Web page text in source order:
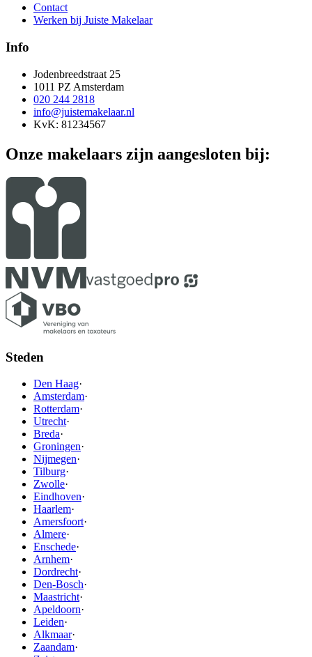
Contact
Werken bij Juiste Makelaar
Info
Jodenbreedstraat 25
1011 PZ Amsterdam
020 244 2818
info@juistemakelaar.nl
KvK: 81234567
Onze makelaars zijn aangesloten bij:
Steden
Den Haag·
Amsterdam·
Rotterdam·
Utrecht·
Breda·
Groningen·
Nijmegen·
Tilburg·
Zwolle·
Eindhoven·
Haarlem·
Amersfoort·
Almere·
Enschede·
Arnhem·
Dordrecht·
Den-Bosch·
Maastricht·
Apeldoorn·
Leiden·
Alkmaar·
Zaandam·